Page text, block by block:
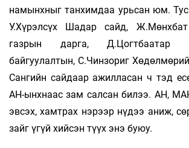
намынхныг танхимдаа урьсан юм. Тус
У.Хүрэлсүх Шадар сайд,
газрын дарга, Д.Цогтбаатар
байгуулалтын, С.Чинзориг
Сангийн сайдаар ажилласан ч тэд
АН-ынхнаас зам салсан билээ. АН,
эвсэх, хамтрах нэрээр нүдээ аниж,
зайг үгүй хийсэн түүх энэ буюу.